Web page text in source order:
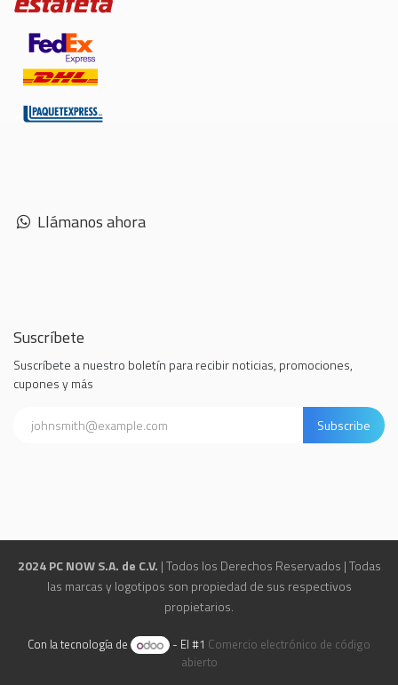
Llámanos ahora
Suscríbete
Suscríbete a nuestro boletín para recibir noticias, promociones,
cupones y más
Subscribe
2024 PC NOW S.A. de C.V. | Todos los Derechos Reservados | Todas
las marcas y logotipos son propiedad de sus respectivos
propietarios.
Con la tecnología de - El #1 Comercio electrónico de código
abierto